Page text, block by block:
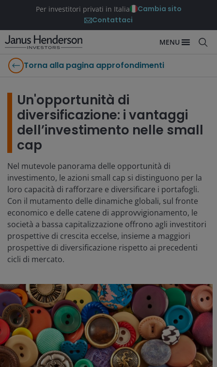
Per investitori privati in Italia
Cambia sito
Contattaci
MENU
Torna alla pagina approfondimenti
Un'opportunità di
diversificazione: i vantaggi
dell’investimento nelle small
cap
Nel mutevole panorama delle opportunità di
investimento, le azioni small cap si distinguono per la
loro capacità di rafforzare e diversificare i portafogli.
Con il mutamento delle dinamiche globali, sul fronte
economico e delle catene di approvvigionamento, le
società a bassa capitalizzazione offrono agli investitori
prospettive di crescita eccelse, insieme a maggiori
prospettive di diversificazione rispetto ai precedenti
cicli di mercato.